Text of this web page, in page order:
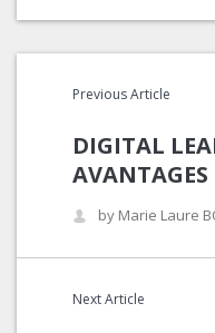
Previous Article
DIGITAL
AVANTAGES
by Marie Laure
Next Article